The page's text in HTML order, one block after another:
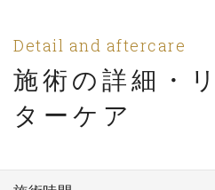
Detail and aftercare
施術の詳細・
ターケア